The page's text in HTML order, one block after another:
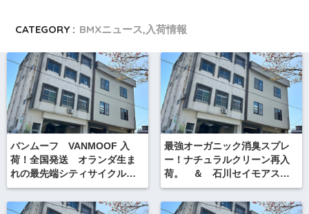
CATEGORY : BMXニュース,入荷情報
バンムーフ VANMOOF 入
荷！全国発送 オランダ生ま
れの最先端シティサイクル＆
カスタムキャリア
最強オーガニック消臭スプレ
ー！ナチュラルクリーン再入
荷。 ＆ 石川セイモアスキ
ー場 3／10 スクート無料体
験のお知らせ